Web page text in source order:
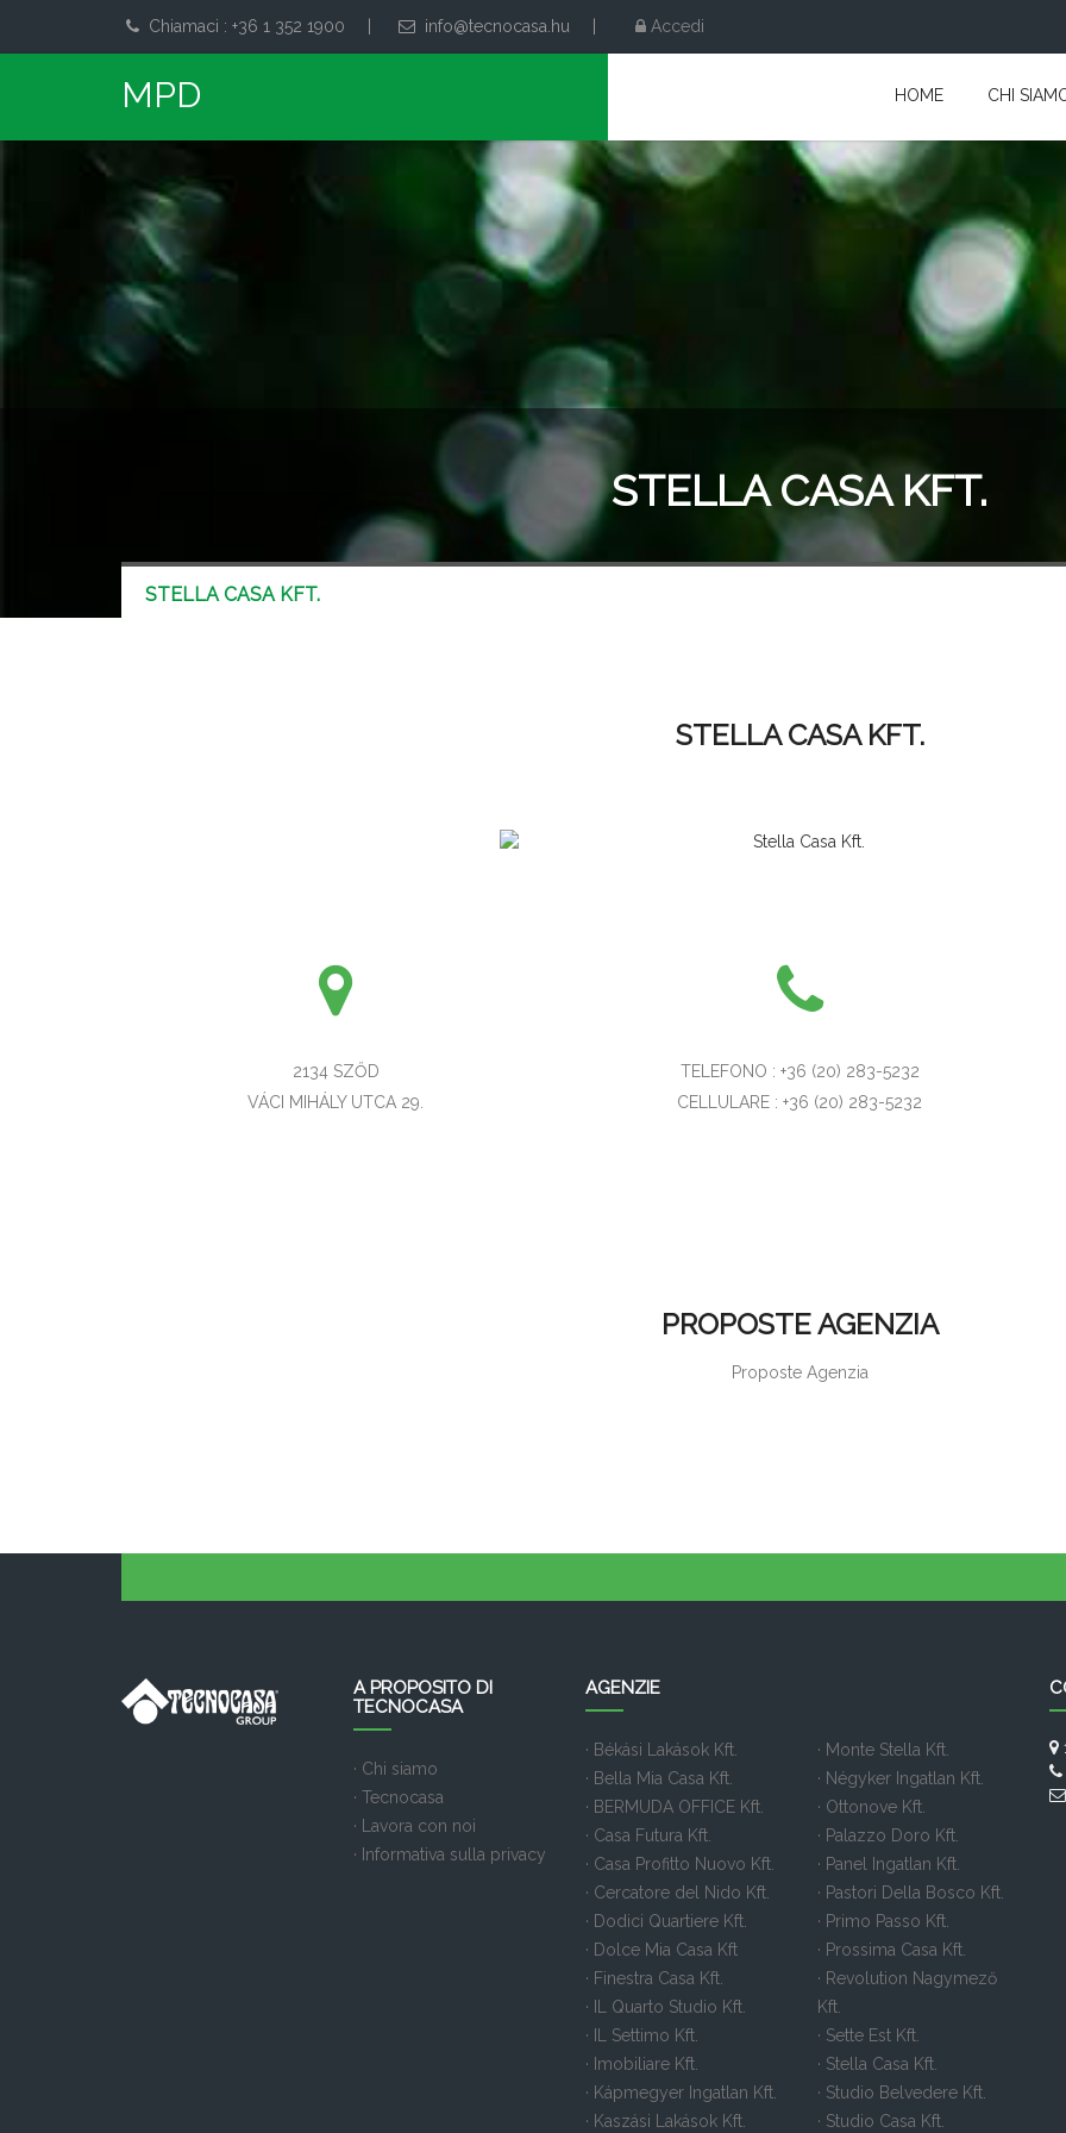
Chiamaci : +36 1 352 1900 info@tecnocasa.hu Accedi
HOME
CHI
STELLA CASA KFT.
STELLA CASA KFT.
STELLA CASA KFT.
2134 SZŐD
VÁCI MIHÁLY UTCA 29.
TELEFONO : +36 (20) 283-5232
CELLULARE : +36 (20) 283-5232
PROPOSTE AGENZIA
Proposte Agenzia
A PROPOSITO DI
TECNOCASA
· Chi siamo
· Tecnocasa
· Lavora con noi
· Informativa sulla privacy
AGENZIE
· Békási Lakások Kft.
· Bella Mia Casa Kft.
· BERMUDA OFFICE Kft.
· Casa Futura Kft.
· Casa Profitto Nuovo Kft.
· Cercatore del Nido Kft.
· Dodici Quartiere Kft.
· Dolce Mia Casa Kft
· Finestra Casa Kft.
· IL Quarto Studio Kft.
· IL Settimo Kft.
· Imobiliare Kft.
· Kápmegyer Ingatlan Kft.
· Kaszási Lakások Kft.
· Monte Stella Kft.
· Négyker Ingatlan Kft.
· Ottonove Kft.
· Palazzo Doro Kft.
· Panel Ingatlan Kft.
· Pastori Della Bosco Kft.
· Primo Passo Kft.
· Prossima Casa Kft.
· Revolution Nagymező
Kft.
· Sette Est Kft.
· Stella Casa Kft.
· Studio Belvedere Kft.
· Studio Casa Kft.